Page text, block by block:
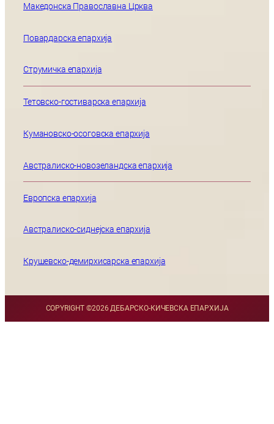
Македонска Православна Црква
Повардарска епархија
Струмичка епархија
Тетовско-гостиварска епархија
Кумановско-осоговска епархија
Австралиско-новозеландска епархија
Европска епархија
Австралиско-сиднејска епархија
Крушевско-демирхисарска епархија
COPYRIGHT ©2026 ДЕБАРСКО-КИЧЕВСКА ЕПАРХИЈА